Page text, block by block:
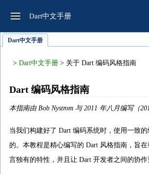
Dart中文手册
Dart中文手册
> Dart中文手册 > 关于 Dart 编码风格指南
Dart 编码风格指南
本指南由 Bob Nystrom 与 2011 年八月编写（
当我们构建好了 Dart 编码系统时，使用一致
的。本教程是精心编写的 Dart 风格指南，旨
言独有的特性，并且让 Dart 开发者之间的协作